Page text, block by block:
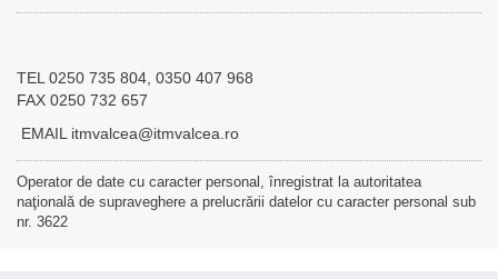
TEL 0250 735 804, 0350 407 968
FAX 0250 732 657
EMAIL itmvalcea@itmvalcea.ro
Operator de date cu caracter personal, înregistrat la autoritatea
naţională de supraveghere a prelucrării datelor cu caracter personal sub
nr. 3622